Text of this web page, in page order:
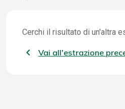
Cerchi il risultato di un'altra
Vai all'estrazione